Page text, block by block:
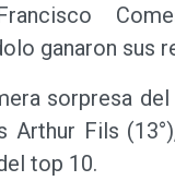
ganaron sus
sorpresa
Arthur Fils
top 10.